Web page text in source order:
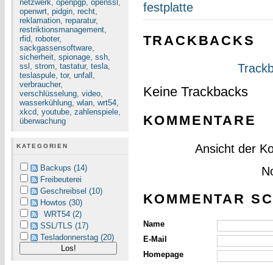
netzwerk, openpgp, openssl ,
openwrt, pidgin, recht,
reklamation, reparatur,
restriktionsmanagement,
rfid, roboter,
sackgassensoftware,
sicherheit, spionage, ssh,
ssl , strom, tastatur, tesla,
teslaspule, tor, unfall ,
verbraucher,
verschlüsselung, video,
wasserkühlung, wlan, wrt54,
xkcd, youtube, zahlenspiele,
überwachung
KATEGORIEN
Backups (14)
Freibeuterei
Geschreibsel (10)
Howtos (30)
WRT54 (2)
SSL/TLS (17)
Tesladonnerstag (20)
festplatte
TRACKBACKS
Keine Trackbacks
KOMMENTARE
Ansicht der
KOMMENTAR
Name
E-Mail
Homepage